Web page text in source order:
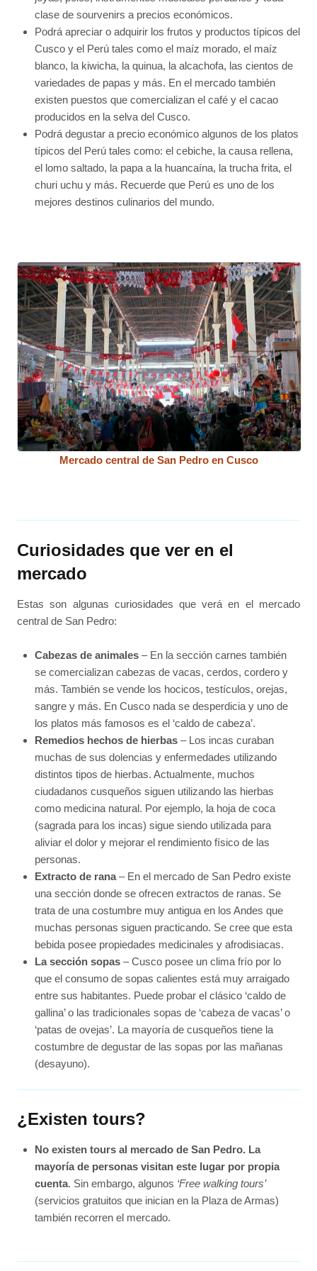
clase de sourvenirs a precios económicos.
Podrá apreciar o adquirir los frutos y productos típicos del
Cusco y el Perú tales como el maíz morado, el maíz
blanco, la kiwicha, la quinua, la alcachofa, las cientos de
variedades de papas y más. En el mercado también
existen puestos que comercializan el café y el cacao
producidos en la selva del Cusco.
Podrá degustar a precio económico algunos de los platos
típicos del Perú tales como: el cebiche, la causa rellena,
el lomo saltado, la papa a la huancaína, la trucha frita, el
churi uchu y más. Recuerde que Perú es uno de los
mejores destinos culinarios del mundo.
Mercado central de San Pedro en Cusco
Curiosidades que ver en el
mercado
Estas son algunas curiosidades que verá en el mercado
central de San Pedro:
Cabezas de animales– En la sección carnes también
se comercializan cabezas de vacas, cerdos, cordero y
más. También se vende los hocicos, testículos, orejas,
sangre y más. En Cusco nada se desperdicia y uno de
los platos más famosos es el ‘caldo de cabeza’.
Remedios hechos de hierbas– Los incas curaban
muchas de sus dolencias y enfermedades utilizando
distintos tipos de hierbas. Actualmente, muchos
ciudadanos cusqueños siguen utilizando las hierbas
como medicina natural. Por ejemplo, la hoja de coca
(sagrada para los incas) sigue siendo utilizada para
aliviar el dolor y mejorar el rendimiento físico de las
personas.
Extracto de rana– En el mercado de San Pedro existe
una sección donde se ofrecen extractos de ranas. Se
trata de una costumbre muy antigua en los Andes que
muchas personas siguen practicando. Se cree que esta
bebida posee propiedades medicinales y afrodisiacas.
La sección sopas– Cusco posee un clima frío por lo
que el consumo de sopas calientes está muy arraigado
entre sus habitantes. Puede probar el clásico ‘caldo de
gallina’ o las tradicionales sopas de ‘cabeza de vacas’ o
‘patas de ovejas’. La mayoría de cusqueños tiene la
costumbre de degustar de las sopas por las mañanas
(desayuno).
¿Existen tours?
No existen tours al mercado de San Pedro. La
mayoría de personas visitan este lugar por propia
cuenta. Sin embargo, algunos ‘Free walking tours’
(servicios gratuitos que inician en la Plaza de Armas)
también recorren el mercado.